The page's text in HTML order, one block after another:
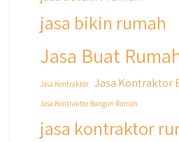
#kontraktorjakarta
#kontraktorbekasi
jasa bikin rumah
Jasa Buat
Jasa Kontraktor Jasa Kontraktor
Jasa Kontraktor Bangun Rumah
jasa kontraktor